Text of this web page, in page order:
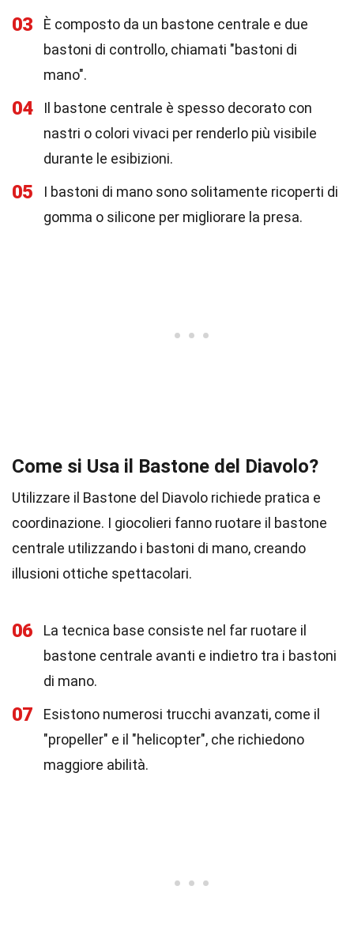
03
È composto da un bastone centrale e due
bastoni di controllo, chiamati "bastoni di
mano".
04
Il bastone centrale è spesso decorato con
nastri o colori vivaci per renderlo più visibile
durante le esibizioni.
05
I bastoni di mano sono solitamente ricoperti di
gomma o silicone per migliorare la presa.
Come si Usa il Bastone del Diavolo?
Utilizzare il Bastone del Diavolo richiede pratica e
coordinazione. I giocolieri fanno ruotare il bastone
centrale utilizzando i bastoni di mano, creando
illusioni ottiche spettacolari.
06
La tecnica base consiste nel far ruotare il
bastone centrale avanti e indietro tra i bastoni
di mano.
07
Esistono numerosi trucchi avanzati, come il
"propeller" e il "helicopter", che richiedono
maggiore abilità.